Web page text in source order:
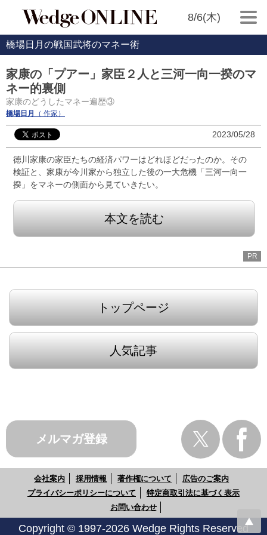
8/6(木)
橋場日月の戦国武将のマネー術
家康の「プアー」家臣２人と三河一向一揆のマ
ネー的裏側
家康のどうしたマネー遍歴③
橋場日月 （ 作家）
2023/05/28
徳川家康の家臣たちの経済パワーはどれほどだったのか。その
検証と、家康が今川家から独立した後の一大危機「三河一向一
揆」をマネーの側面から見ていきたい。
本文を読む
PR
トップページ
人気記事
メルマガ登録
会社案内 採用情報 著作権について
広告のご案内
プライバシーポリシーについて
特定商取引法に基づく表示
お問い合わせ
Copyright © 1997-2026 Wedge Rights Reserved